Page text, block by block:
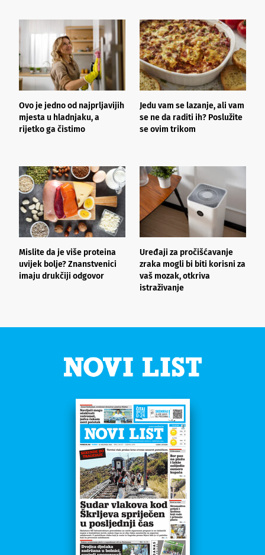
Ovo je jedno od najprljavijih
mjesta u hladnjaku, a
rijetko ga čistimo
Jedu vam se lazanje, ali vam
se ne da raditi ih? Poslužite
se ovim trikom
Mislite da je više proteina
uvijek bolje? Znanstvenici
imaju drukčiji odgovor
Uređaji za pročišćavanje
zraka mogli bi biti korisni za
vaš mozak, otkriva
istraživanje